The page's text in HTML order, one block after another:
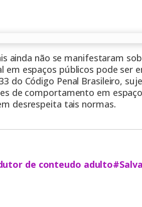
ainda não se manifestaram
em espaços públicos pode ser
do Código Penal Brasileiro,
de comportamento em
desrespeita tais normas.
de conteudo adulto